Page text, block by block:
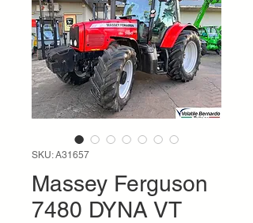
SKU: A31657
Massey Ferguson
7480 DYNA VT